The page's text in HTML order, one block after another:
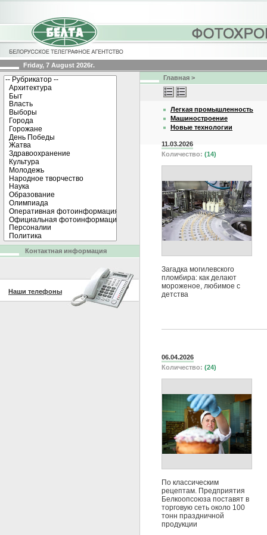
Friday, 7 August 2026г.
Главная >
Легкая промышленность
Машиностроение
Новые технологии
11.03.2026
Количество: (14)
Загадка могилевского
пломбира: как делают
мороженое, любимое с
детства
06.04.2026
Количество: (24)
По классическим
рецептам. Предприятия
Белкоопсоюза поставят в
торговую сеть около 100
тонн праздничной
продукции
Контактная информация
Наши телефоны